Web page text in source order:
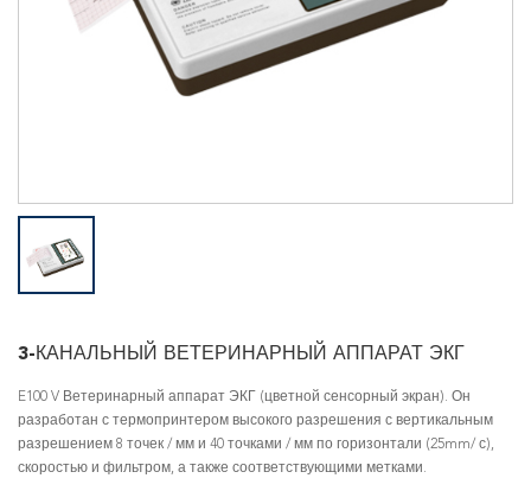
3-КАНАЛЬНЫЙ ВЕТЕРИНАРНЫЙ АППАРАТ ЭКГ
E100 V Ветеринарный аппарат ЭКГ (цветной сенсорный экран). Он
разработан с термопринтером высокого разрешения с вертикальным
разрешением 8 точек / мм и 40 точками / мм по горизонтали (25mm/ с),
скоростью и фильтром, а также соответствующими метками.